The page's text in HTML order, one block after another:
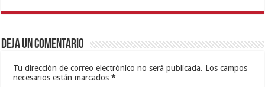
Deja un comentario
Tu dirección de correo electrónico no será publicada. Los campos
necesarios están marcados*